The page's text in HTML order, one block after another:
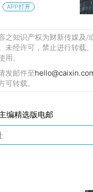
APP打开
之知识产权为财新传媒及/
未经许可，禁止进行转载
用。
发邮件至
可转载。
编精选版电邮